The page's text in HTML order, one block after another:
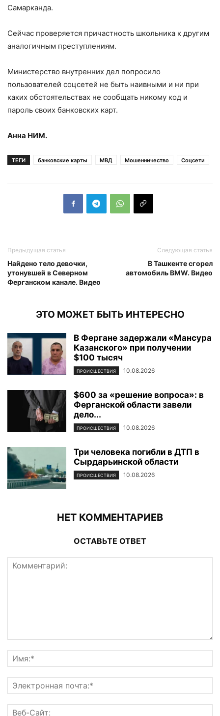
Самарканда.
Сейчас проверяется причастность школьника к другим
аналогичным преступлениям.
Министерство внутренних дел попросило
пользователей соцсетей не быть наивными и ни при
каких обстоятельствах не сообщать никому код и
пароль своих банковских карт.
Анна НИМ.
ТЕГИ банковские карты МВД Мошенничество Соцсети
Предыдущая статья
Найдено тело девочки,
утонувшей в Северном
Ферганском канале. Видео
Следующая статья
В Ташкенте сгорел
автомобиль BMW. Видео
ЭТО МОЖЕТ БЫТЬ ИНТЕРЕСНО
В Фергане задержали «Мансура
Казанского» при получении
$100 тысяч
ПРОИСШЕСТВИЯ 10.08.2026
$600 за «решение вопроса»: в
Ферганской области завели
дело...
ПРОИСШЕСТВИЯ 10.08.2026
Три человека погибли в ДТП в
Сырдарьинской области
ПРОИСШЕСТВИЯ 10.08.2026
НЕТ КОММЕНТАРИЕВ
ОСТАВЬТЕ ОТВЕТ